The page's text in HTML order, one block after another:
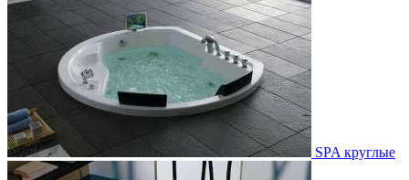
SPA круглые